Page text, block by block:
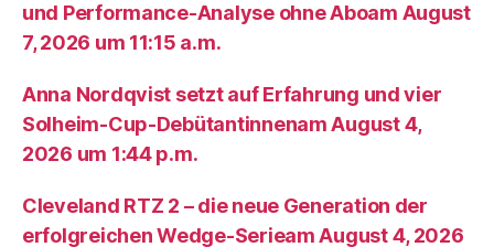
und Performance-Analyse ohne Aboam August
7, 2026 um 11:15 a.m.
Anna Nordqvist setzt auf Erfahrung und vier
Solheim-Cup-Debütantinnenam August 4,
2026 um 1:44 p.m.
Cleveland RTZ 2 – die neue Generation der
erfolgreichen Wedge-Serieam August 4, 2026